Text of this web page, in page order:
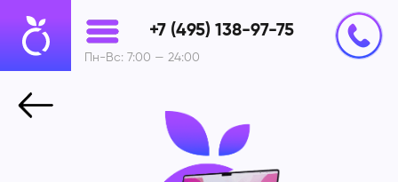
+7 (495) 138-97-75
Пн-Вс: 7:00 — 24:00